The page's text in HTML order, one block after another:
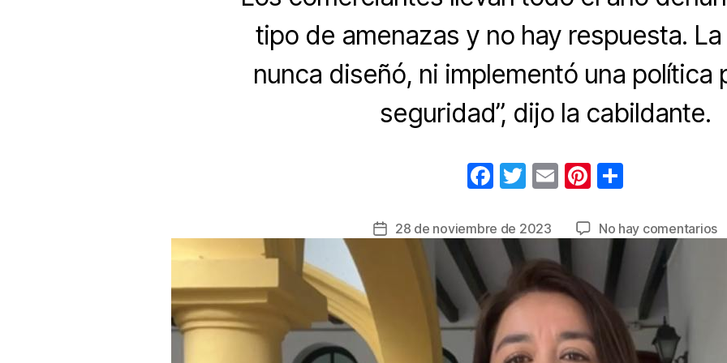
tipo de amenazas y no hay respuesta.
nunca diseñó, ni implementó una política
seguridad”, dijo la cabildante.
F
c
e
b
o
o
T
tt
er
E
ail
Pi
er
e
st
m
ar
tir
Fecha28 de noviembre de 2023 No hay comentariosen